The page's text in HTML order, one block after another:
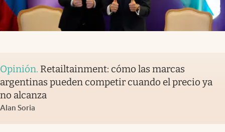
Opinión. Retailtainment: cómo las marcas
argentinas pueden competir cuando el precio ya
no alcanza
Alan Soria